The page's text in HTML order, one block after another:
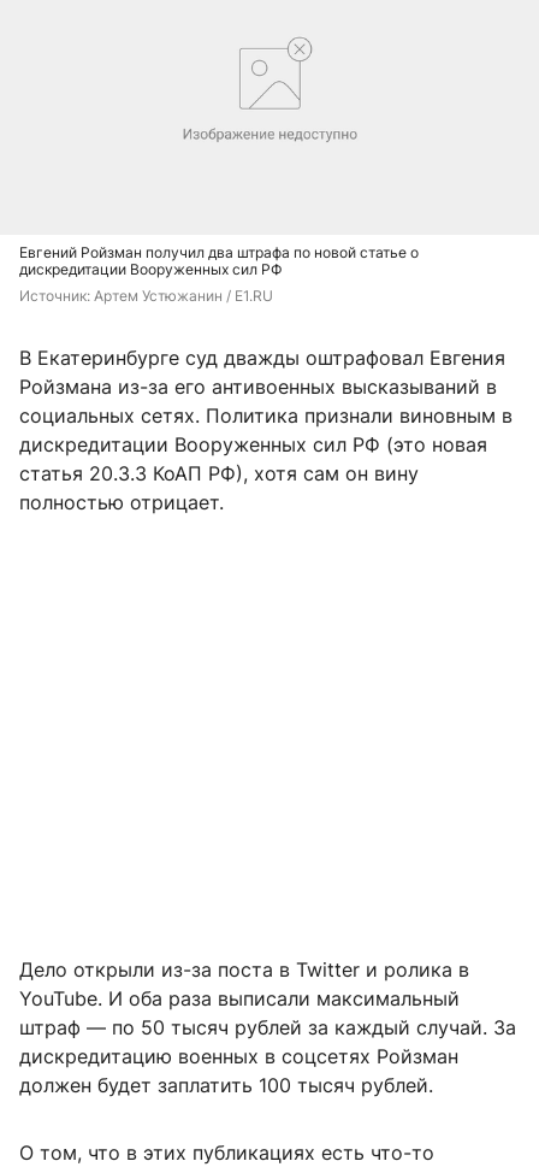
Евгений Ройзман получил два штрафа по новой статье о
дискредитации Вооруженных сил РФ
Источник: Артем Устюжанин / E1.RU
В Екатеринбурге суд дважды оштрафовал Евгения
Ройзмана из-за его антивоенных высказываний в
социальных сетях. Политика признали виновным в
дискредитации Вооруженных сил РФ (это новая
статья 20.3.3 КоАП РФ), хотя сам он вину
полностью отрицает.
Дело открыли из-за поста в Twitter и ролика в
YouTube. И оба раза выписали максимальный
штраф — по 50 тысяч рублей за каждый случай. За
дискредитацию военных в соцсетях Ройзман
должен будет заплатить 100 тысяч рублей.
О том, что в этих публикациях есть что-то